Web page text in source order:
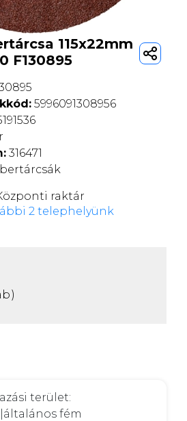
115x22mm
F130895
5996091308956
316471
raktár
2 telephelyünk
terület:
fém